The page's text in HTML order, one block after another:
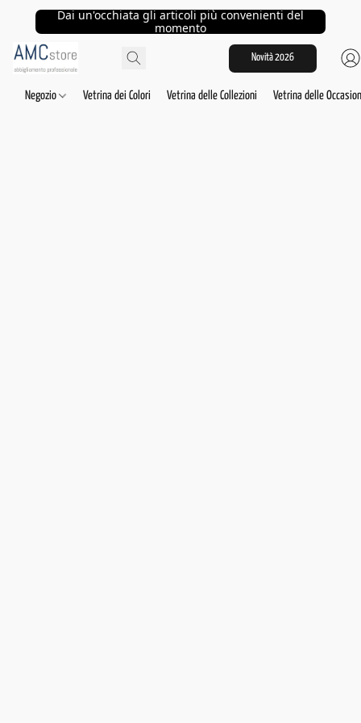
Dai un'occhiata gli articoli più convenienti del
momento
Novità 2026
Negozio Vetrina dei Colori Vetrina delle Collezioni Vetrina delle